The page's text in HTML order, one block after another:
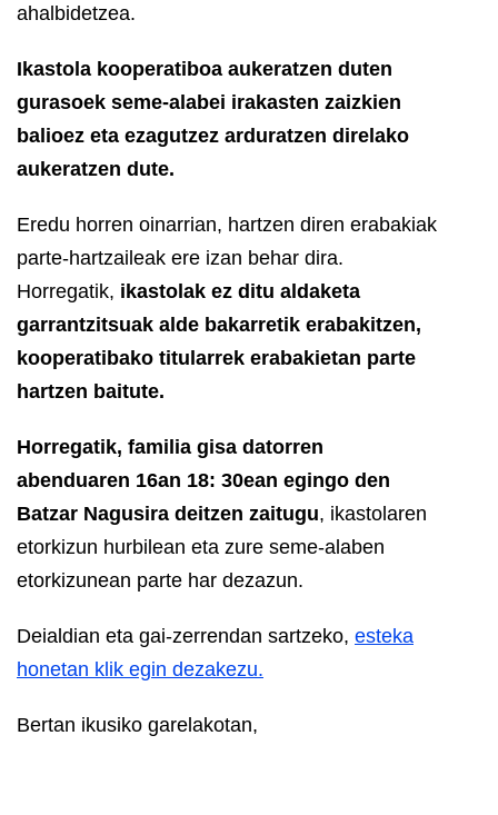
ahalbidetzea.
Ikastola kooperatiboa aukeratzen duten
gurasoek seme-alabei irakasten zaizkien
balioez eta ezagutzez arduratzen direlako
aukeratzen dute.
Eredu horren oinarrian, hartzen diren erabakiak
parte-hartzaileak ere izan behar dira.
Horregatik, ikastolak ez ditu aldaketa
garrantzitsuak alde bakarretik erabakitzen,
kooperatibako titularrek erabakietan parte
hartzen baitute.
Horregatik, familia gisa datorren
abenduaren 16an 18: 30ean egingo den
Batzar Nagusira deitzen zaitugu, ikastolaren
etorkizun hurbilean eta zure seme-alaben
etorkizunean parte har dezazun.
Deialdian eta gai-zerrendan sartzeko, esteka
honetan klik egin dezakezu.
Bertan ikusiko garelakotan,